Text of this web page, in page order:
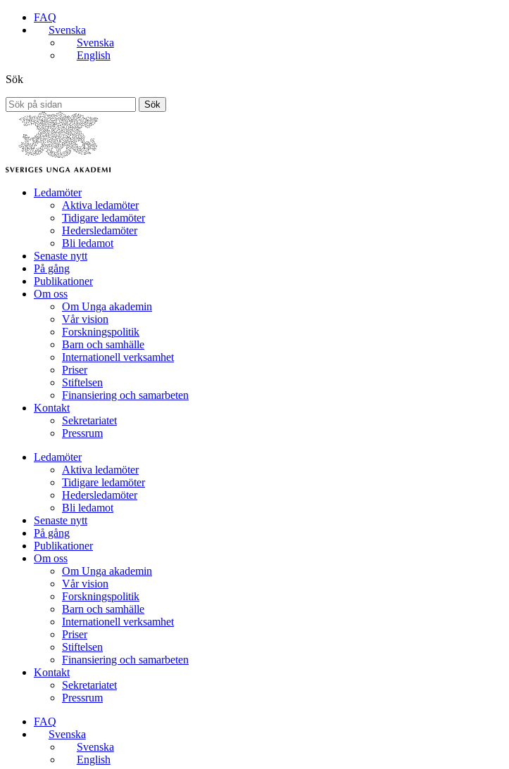
FAQ
Svenska
Svenska
English
Sök
Sök
Ledamöter
Aktiva ledamöter
Tidigare ledamöter
Hedersledamöter
Bli ledamot
Senaste nytt
På gång
Publikationer
Om oss
Om Unga akademin
Vår vision
Forskningspolitik
Barn och samhälle
Internationell verksamhet
Priser
Stiftelsen
Finansiering och samarbeten
Kontakt
Sekretariatet
Pressrum
Ledamöter
Aktiva ledamöter
Tidigare ledamöter
Hedersledamöter
Bli ledamot
Senaste nytt
På gång
Publikationer
Om oss
Om Unga akademin
Vår vision
Forskningspolitik
Barn och samhälle
Internationell verksamhet
Priser
Stiftelsen
Finansiering och samarbeten
Kontakt
Sekretariatet
Pressrum
FAQ
Svenska
Svenska
English